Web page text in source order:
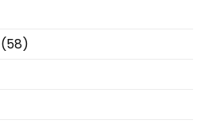
(58)